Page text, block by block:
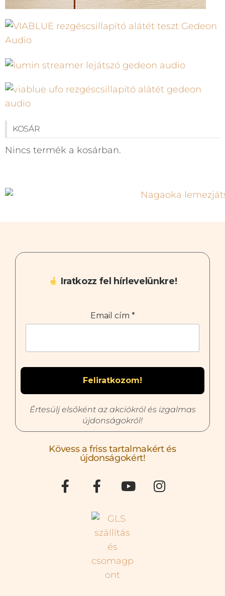
KOSÁR
Nincs termék a kosárban.
Iratkozz fel hírlevelünkre!
Email cím *
Értesülj elsőként az akciókról és izgalmas
újdonságokról!
Kövess a friss tartalmakért és
újdonságokért!